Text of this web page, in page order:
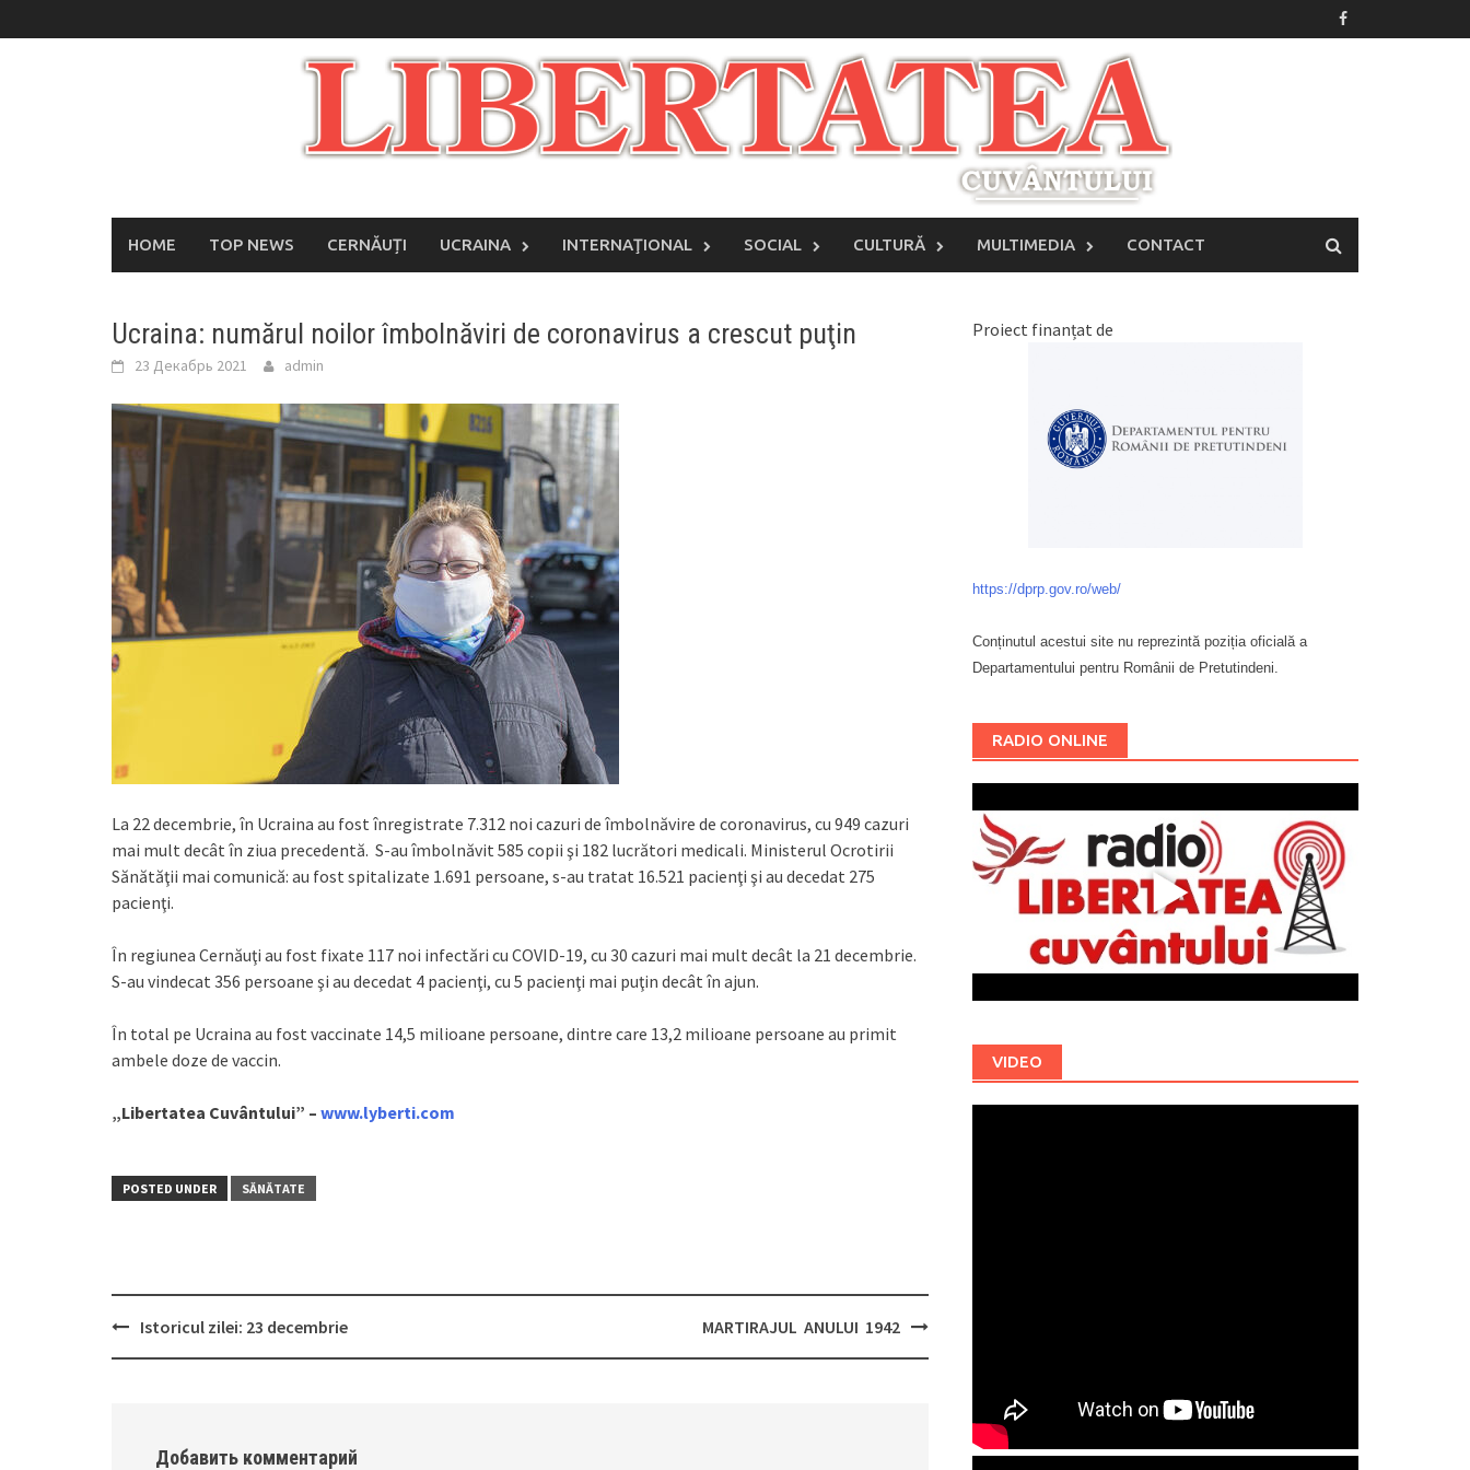
to
HOME TOP NEWS CERNĂUȚI UCRAINA INTERNAŢIONAL SOCIAL CULTURĂ MULTIMEDIA CONTACT
Ucraina: numărul noilor îmbolnăviri de coronavirus a crescut puţin
23 Декабрь 2021 admin
La 22 decembrie, în Ucraina au fost înregistrate 7.312 noi cazuri de îmbolnăvire de coronavirus, cu 949 cazuri
mai mult decât în ziua precedentă. S-au îmbolnăvit 585 copii şi 182 lucrători medicali. Ministerul Ocrotirii
Sănătăţii mai comunică: au fost spitalizate 1.691 persoane, s-au tratat 16.521 pacienţi şi au decedat 275
pacienţi.
În regiunea Cernăuţi au fost fixate 117 noi infectări cu COVID-19, cu 30 cazuri mai mult decât la 21 decembrie.
S-au vindecat 356 persoane şi au decedat 4 pacienţi, cu 5 pacienţi mai puţin decât în ajun.
În total pe Ucraina au fost vaccinate 14,5 milioane persoane, dintre care 13,2 milioane persoane au primit
ambele doze de vaccin.
„Libertatea Cuvântului” – www.lyberti.com
POSTED UNDER SĂNĂTATE
Post
Istoricul zilei: 23 decembrie MARTIRAJUL ANULUI 1942
Добавить комментарий
Proiect finanțat de
https://dprp.gov.ro/web/
Conținutul acestui site nu reprezintă poziția oficială a
Departamentului pentru Românii de Pretutindeni.
RADIO ONLINE
VIDEO